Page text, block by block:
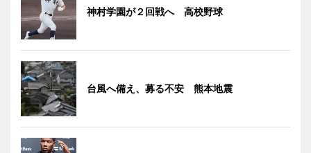
神村学園が２回戦へ 高校野球
台風へ備え、募る不安 熊本地震